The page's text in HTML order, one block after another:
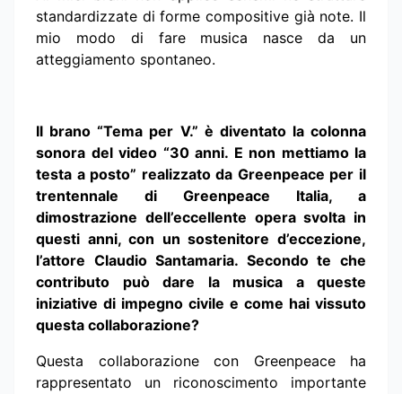
standardizzate di forme compositive già note. Il
mio modo di fare musica nasce da un
atteggiamento spontaneo.
Il brano “Tema per V.” è diventato la colonna
sonora del video “30 anni. E non mettiamo la
testa a posto” realizzato da Greenpeace per il
trentennale di Greenpeace Italia, a
dimostrazione dell’eccellente opera svolta in
questi anni, con un sostenitore d’eccezione,
l’attore Claudio Santamaria. Secondo te che
contributo può dare la musica a queste
iniziative di impegno civile e come hai vissuto
questa collaborazione?
Questa collaborazione con Greenpeace ha
rappresentato un riconoscimento importante